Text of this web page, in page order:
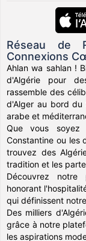
Réseau de
Connexions
Ahlan wa sahlan !
d'Algérie pour
rassemble des
d'Alger au bord du
arabe et
Que vous
Constantine ou les
trouvez des
tradition et les
Découvrez notre
honorant
qui définissent
Des milliers
grâce à notre
les aspirations